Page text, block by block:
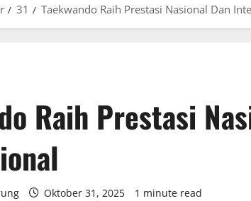
31 Taekwando Raih Prestasi Nasional Dan
Raih Prestasi
Oktober 31, 2025 1 minute read